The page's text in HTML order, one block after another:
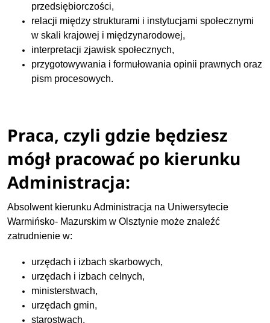
przedsiębiorczości,
relacji między strukturami i instytucjami społecznymi
w skali krajowej i międzynarodowej,
interpretacji zjawisk społecznych,
przygotowywania i formułowania opinii prawnych oraz
pism procesowych.
Praca, czyli gdzie będziesz
mógł pracować po kierunku
Administracja:
Absolwent kierunku Administracja na Uniwersytecie
Warmińsko- Mazurskim w Olsztynie może znaleźć
zatrudnienie w:
urzędach i izbach skarbowych,
urzędach i izbach celnych,
ministerstwach,
urzędach gmin,
starostwach,